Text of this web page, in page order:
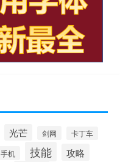
光芒 剑网 卡丁车
手机 技能 攻略